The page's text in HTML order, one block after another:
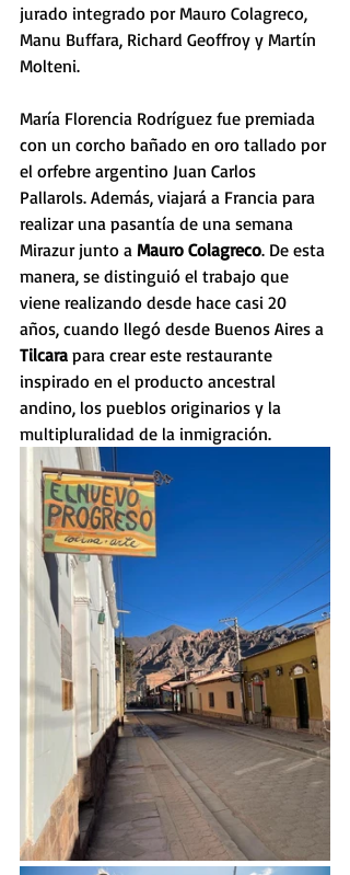
jurado integrado por Mauro Colagreco,
Manu Buffara, Richard Geoffroy y Martín
Molteni.
María Florencia Rodríguez fue premiada
con un corcho bañado en oro tallado por
el orfebre argentino Juan Carlos
Pallarols. Además, viajará a Francia para
realizar una pasantía de una semana
Mirazur junto a Mauro Colagreco. De esta
manera, se distinguió el trabajo que
viene realizando desde hace casi 20
años, cuando llegó desde Buenos Aires a
Tilcara para crear este restaurante
inspirado en el producto ancestral
andino, los pueblos originarios y la
multipluralidad de la inmigración.